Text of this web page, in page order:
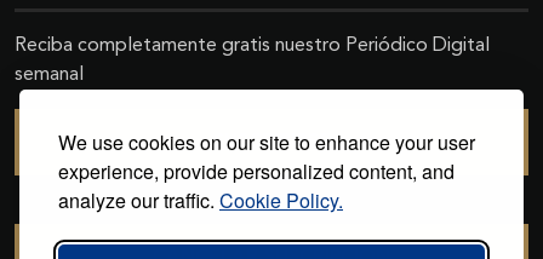
We use cookies on our site to enhance your user
experience, provide personalized content, and
analyze our traffic. Cookie Policy.
Reciba completamente gratis nuestro Periódico Digital
semanal
SUSCRIBIRSE